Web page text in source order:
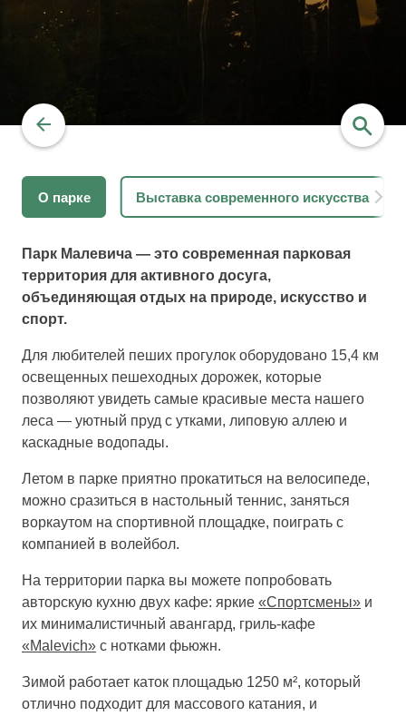
найти
О парке Выставка современного искусства
Парк Малевича — это современная парковая
территория для активного досуга,
объединяющая отдых на природе, искусство и
спорт.
Для любителей пеших прогулок оборудовано 15,4 км
освещенных пешеходных дорожек, которые
позволяют увидеть самые красивые места нашего
леса — уютный пруд с утками, липовую аллею и
каскадные водопады.
Летом в парке приятно прокатиться на велосипеде,
можно сразиться в настольный теннис, заняться
воркаутом на спортивной площадке, поиграть с
компанией в волейбол.
На территории парка вы можете попробовать
авторскую кухню двух кафе: яркие «Спортсмены» и
их минималистичный авангард, гриль-кафе
«Malevich» с нотками фьюжн.
Зимой работает каток площадью 1250 м², который
отлично подходит для массового катания, и